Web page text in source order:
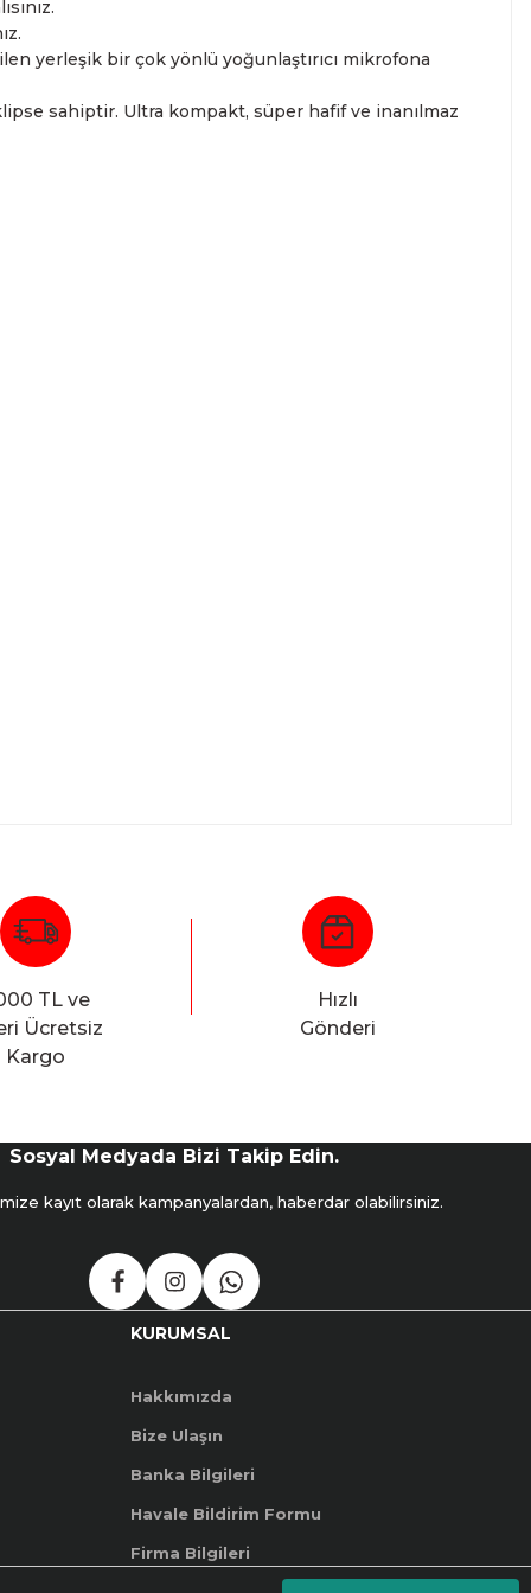
yerleşik bir çok yönlü yoğunlaştırıcı mikrofona
sahiptir. Ultra kompakt, süper hafif ve inanılmaz
TL ve
Ücretsiz
Kargo
Hızlı
Gönderi
Sosyal Medyada Bizi Takip Edin.
kayıt olarak kampanyalardan, haberdar olabilirsiniz.
KURUMSAL
Hakkımızda
Bize Ulaşın
Banka Bilgileri
Havale Bildirim Formu
Firma Bilgileri